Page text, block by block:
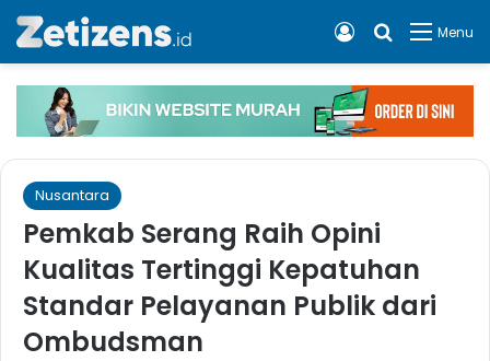
Menu
Cari apa,
Log In
Nusantara
Pemkab Serang Raih Opini
Kualitas Tertinggi Kepatuhan
Standar Pelayanan Publik dari
Ombudsman